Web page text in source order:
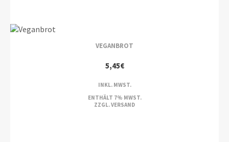
VEGANBROT
5,45€
INKL. MWST.
ENTHÄLT 7% MWST.
ZZGL.VERSAND